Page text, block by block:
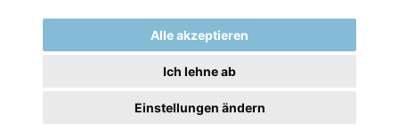
Alle akzeptieren
Ich lehne ab
Einstellungen ändern
Metallideen Celle
4.9
Bewerte uns auf Google